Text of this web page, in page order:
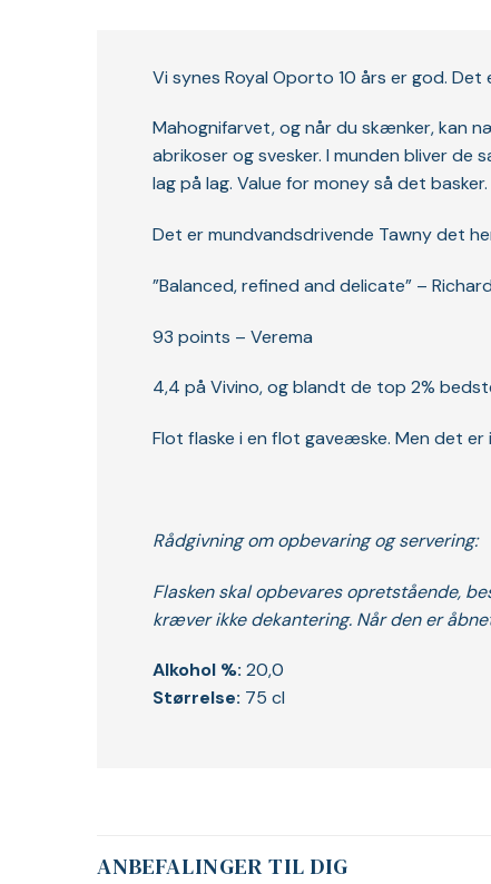
Vi synes Royal Oporto 10 års er god.
Mahognifarvet, og når du skænker, kan
abrikoser og svesker. I munden bliver de
lag på lag. Value for money så det basker.
Det er mundvandsdrivende Tawny det
”Balanced, refined and delicate” –
93 points – Verema
4,4 på Vivino, og blandt de top 2%
Flot flaske i en flot gaveæske. Men det er
Rådgivning om opbevaring og servering:
Flasken skal opbevares opretstående,
kræver ikke dekantering. Når den er
Alkohol %: 20,0
Størrelse: 75 cl
ANBEFALINGER TIL DIG